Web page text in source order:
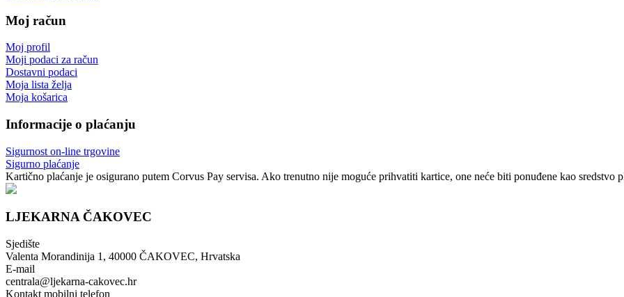
Moj račun
Moj profil
Moji podaci za račun
Dostavni podaci
Moja lista želja
Moja košarica
Informacije o plaćanju
Sigurnost on-line trgovine
Sigurno plaćanje
Kartično plaćanje je osigurano putem Corvus Pay servisa. Ako trenutno nije moguće prihvatiti kartice, one neće biti ponuđene kao sredstvo
LJEKARNA ČAKOVEC
Sjedište
Valenta Morandinija 1, 40000 ČAKOVEC, Hrvatska
E-mail
centrala@ljekarna-cakovec.hr
Kontakt mobilni telefon